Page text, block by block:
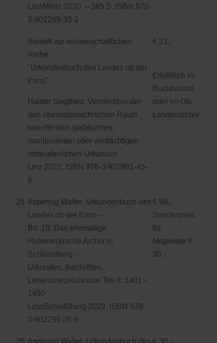
Linz/Wels 2020. – 385 S. ISBN 978-
3-902299-35-2
Beiheft zur wissenschaftlichen
Reihe
"Urkundenbuch des Landes ob der
Enns":
Haider Siegfried, Verzeichnis der
den oberösterreichischen Raum
betreffenden gefälschten,
manipulierten oder verdächtigen
mittelalterlichen Urkunden
Linz 2022. ISBN 978-3-902801-45-
6
€ 23,-
Erhältlich im
Buchhandel
oder im Oö.
Landesarchiv
25 Aspernig Walter, Urkundenbuch des
Landes ob der Enns –
Bd. 15: Das ehemalige
Hoheneckische Archiv in
Schlüsslberg –
Urkunden, Inschriften,
Lehensverzeichnisse Teil II: 1401 -
1450
Linz/Schlüßlberg 2022. ISBN 978-
3-902299-36-9
€ 50,-
Sonderpreis
für
Mitglieder €
30,-
26 Aspernig Walter, Urkundenbuch des € 30,-